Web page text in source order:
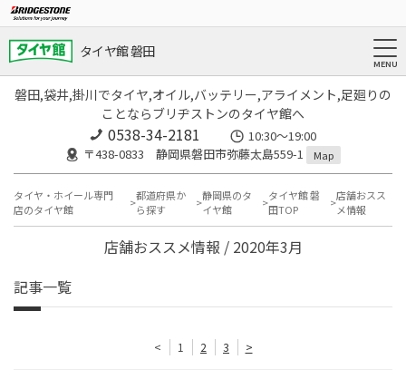
タイヤ館 磐田
磐田,袋井,掛川でタイヤ,オイル,バッテリー,アライメント,足廻りの
ことならブリヂストンのタイヤ館へ
0538-34-2181
10:30～19:00
〒438-0833 静岡県磐田市弥藤太島559-1
Map
タイヤ・ホイール専門
店のタイヤ館
都道府県か
ら探す
静岡県のタ
イヤ館
タイヤ館 磐
田TOP
店舗おスス
メ情報
店舗おススメ情報 / 2020年3月
記事一覧
< 1 2 3 >